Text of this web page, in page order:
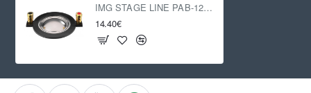
IMG STAGE LINE PAB-128/VC
14.40€